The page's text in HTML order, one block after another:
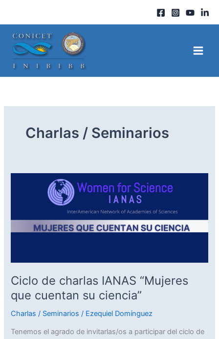
Charlas / Seminarios
Ciclo de charlas IANAS “Mujeres
que cuentan su ciencia”
Charlas / Seminarios / Ezequiel Domínguez
Tenemos el agrado de invitarlas/os a participar del ciclo de
“Mujeres
su